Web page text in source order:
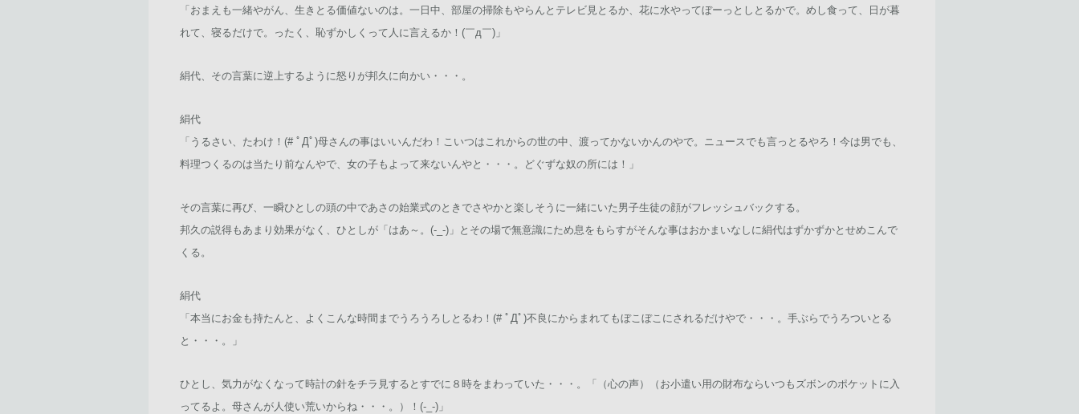
「おまえも一緒やがん、生きとる価値ないのは。一日中、部屋の掃除もやらんとテレビ見とるか、花に水やってぼーっとしとるかで。めし食って、日が暮
れて、寝るだけで。ったく、恥ずかしくって人に言えるか！(￣д￣)」
絹代、その言葉に逆上するように怒りが邦久に向かい・・・。
絹代
「うるさい、たわけ！(# ﾟДﾟ)母さんの事はいいんだわ！こいつはこれからの世の中、渡ってかないかんのやで。ニュースでも言っとるやろ！今は男でも、
料理つくるのは当たり前なんやで、女の子もよって来ないんやと・・・。どぐずな奴の所には！」
その言葉に再び、一瞬ひとしの頭の中であさの始業式のときでさやかと楽しそうに一緒にいた男子生徒の顔がフレッシュバックする。
邦久の説得もあまり効果がなく、ひとしが「はあ～。(-_-)」とその場で無意識にため息をもらすがそんな事はおかまいなしに絹代はずかずかとせめこんで
くる。
絹代
「本当にお金も持たんと、よくこんな時間までうろうろしとるわ！(# ﾟДﾟ)不良にからまれてもぼこぼこにされるだけやで・・・。手ぶらでうろついとる
と・・・。」
ひとし、気力がなくなって時計の針をチラ見するとすでに８時をまわっていた・・・。「（心の声）（お小遣い用の財布ならいつもズボンのポケットに入
ってるよ。母さんが人使い荒いからね・・・。）！(-_-)」